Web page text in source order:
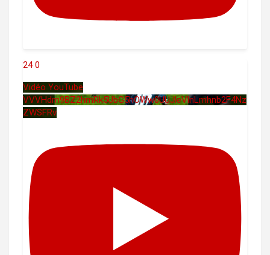
24 0
Vidéo YouTube
VVVHdm9BZ2hmRk5UbG5hOWw0UUJleVlnLmhnb2F4Nz
ZWSFRv